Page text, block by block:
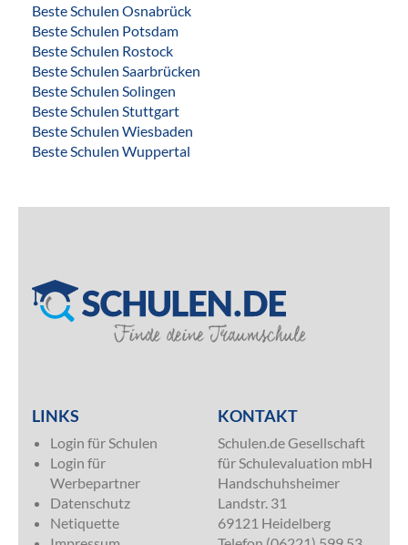
Beste Schulen Osnabrück
Beste Schulen Potsdam
Beste Schulen Rostock
Beste Schulen Saarbrücken
Beste Schulen Solingen
Beste Schulen Stuttgart
Beste Schulen Wiesbaden
Beste Schulen Wuppertal
LINKS
Login für Schulen
Login für
Werbepartner
Datenschutz
Netiquette
KONTAKT
Schulen.de Gesellschaft
für Schulevaluation mbH
Handschuhsheimer
Landstr. 31
69121 Heidelberg